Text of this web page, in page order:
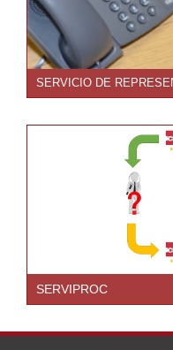
SERVICIO DE
SERVIPROC